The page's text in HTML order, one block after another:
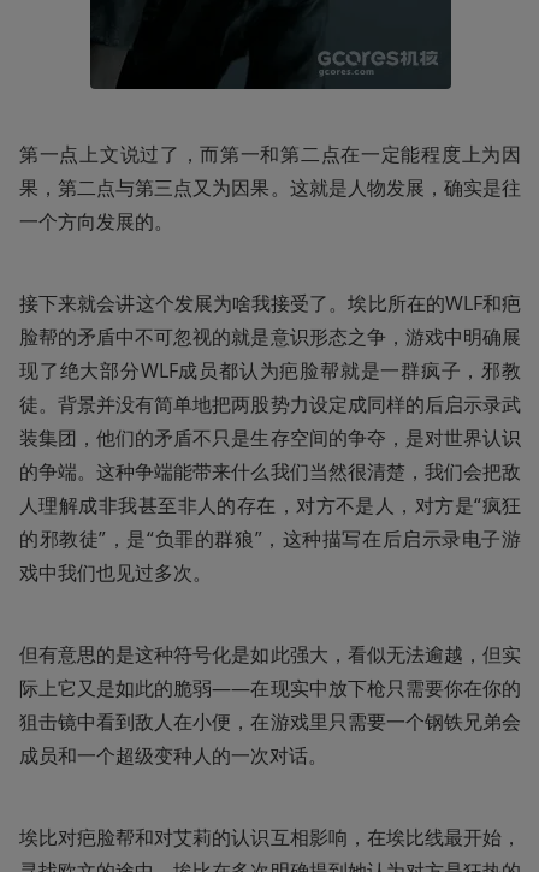
第一点上文说过了，而第一和第二点在一定能程度上为因
果，第二点与第三点又为因果。这就是人物发展，确实是往
一个方向发展的。
接下来就会讲这个发展为啥我接受了。埃比所在的WLF和疤
脸帮的矛盾中不可忽视的就是意识形态之争，游戏中明确展
现了绝大部分WLF成员都认为疤脸帮就是一群疯子，邪教
徒。背景并没有简单地把两股势力设定成同样的后启示录武
装集团，他们的矛盾不只是生存空间的争夺，是对世界认识
的争端。这种争端能带来什么我们当然很清楚，我们会把敌
人理解成非我甚至非人的存在，对方不是人，对方是“疯狂
的邪教徒”，是“负罪的群狼”，这种描写在后启示录电子游
戏中我们也见过多次。
但有意思的是这种符号化是如此强大，看似无法逾越，但实
际上它又是如此的脆弱——在现实中放下枪只需要你在你的
狙击镜中看到敌人在小便，在游戏里只需要一个钢铁兄弟会
成员和一个超级变种人的一次对话。
埃比对疤脸帮和对艾莉的认识互相影响，在埃比线最开始，